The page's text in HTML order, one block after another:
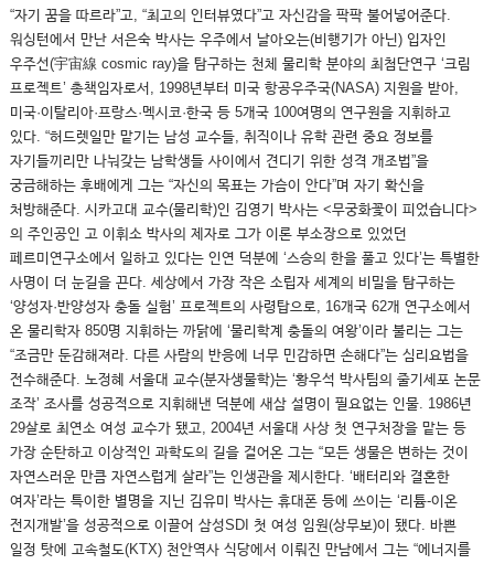
“자기 꿈을 따르라”고, “최고의 인터뷰였다”고 자신감을 팍팍 불어넣어준다.
워싱턴에서 만난 서은숙 박사는 우주에서 날아오는(비행기가 아닌) 입자인
우주선(宇宙線 cosmic ray)을 탐구하는 천체 물리학 분야의 최첨단연구 ‘크림
프로젝트’ 총책임자로서, 1998년부터 미국 항공우주국(NASA) 지원을 받아,
미국·이탈리아·프랑스·멕시코·한국 등 5개국 100여명의 연구원을 지휘하고
있다. “허드렛일만 맡기는 남성 교수들, 취직이나 유학 관련 중요 정보를
자기들끼리만 나눠갖는 남학생들 사이에서 견디기 위한 성격 개조법”을
궁금해하는 후배에게 그는 “자신의 목표는 가슴이 안다”며 자기 확신을
처방해준다. 시카고대 교수(물리학)인 김영기 박사는 <무궁화꽃이 피었습니다>
의 주인공인 고 이휘소 박사의 제자로 그가 이론 부소장으로 있었던
페르미연구소에서 일하고 있다는 인연 덕분에 ‘스승의 한을 풀고 있다’는 특별한
사명이 더 눈길을 끈다. 세상에서 가장 작은 소립자 세계의 비밀을 탐구하는
‘양성자·반양성자 충돌 실험’ 프로젝트의 사령탑으로, 16개국 62개 연구소에서
온 물리학자 850명 지휘하는 까닭에 ‘물리학계 충돌의 여왕’이라 불리는 그는
“조금만 둔감해져라. 다른 사람의 반응에 너무 민감하면 손해다”는 심리요법을
전수해준다. 노정혜 서울대 교수(분자생물학)는 ‘황우석 박사팀의 줄기세포 논문
조작’ 조사를 성공적으로 지휘해낸 덕분에 새삼 설명이 필요없는 인물. 1986년
29살로 최연소 여성 교수가 됐고, 2004년 서울대 사상 첫 연구처장을 맡는 등
가장 순탄하고 이상적인 과학도의 길을 걸어온 그는 “모든 생물은 변하는 것이
자연스러운 만큼 자연스럽게 살라”는 인생관을 제시한다. ‘배터리와 결혼한
여자’라는 특이한 별명을 지닌 김유미 박사는 휴대폰 등에 쓰이는 ‘리튬-이온
전지개발’을 성공적으로 이끌어 삼성SDI 첫 여성 임원(상무보)이 됐다. 바쁜
일정 탓에 고속철도(KTX) 천안역사 식당에서 이뤄진 만남에서 그는 “에너지를